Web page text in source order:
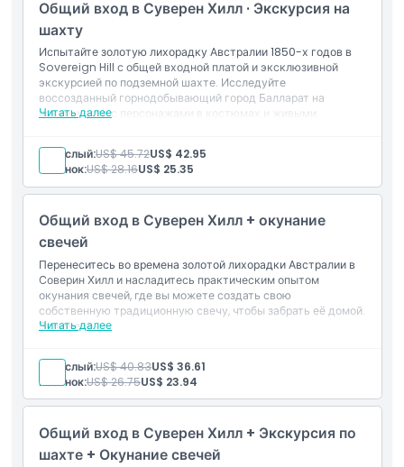
Основные моменты
Включено
Политика в отношении детей и взрослых
Исключения
Не подходит для
Часы работы
Местоположение
Политика отмены
Общий вход в Суверен Хилл · Экскурсия на
шахту
Испытайте золотую лихорадку Австралии 1850-х годов в
Sovereign Hill с общей входной платой и эксклюзивной
экскурсией по подземной шахте. Исследуйте
воссозданный горнодобывающий город Балларат на
поверхности с персонажами в костюмах и живыми
суровых реалиях жизни золотодобычи под землей.
Читать далее
Включено
Общая входная плата в открытый город-золотодобычу
Sovereign Hill
комментариями
Взрослый:US$ 45.72US$ 42.95
Ребенок:US$ 28.16US$ 25.35
Общий вход в Суверен Хилл + окунание
свечей
Перенеситесь во времена золотой лихорадки Австралии в
Соверин Хилл и насладитесь практическим опытом
окунания свечей, где вы можете создать свою
собственную традиционную свечу, чтобы забрать её домой.
Читать далее
Включено
Окунать свечу (Под руководством наших сотрудников
в костюмах, многократно окунайте фитиль в теплый
воск, постепенно создавая собственную ручную свечу,
чтобы забрать её домой)
Взрослый:US$ 40.83US$ 36.61
Ребенок:US$ 26.75US$ 23.94
Общий вход в Суверен Хилл + Экскурсия по
шахте + Окунание свечей